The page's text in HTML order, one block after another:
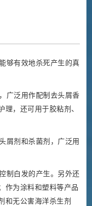
够有效地杀死产生的真
广泛用作配制去头屑香
，还可用于胶粘剂、
屑剂和杀菌剂，广泛用
制白发的产生。另外还
作为涂料和塑料等产品
和无公害海洋杀生剂